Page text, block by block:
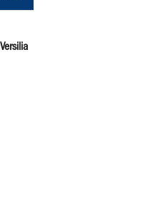
Versilia